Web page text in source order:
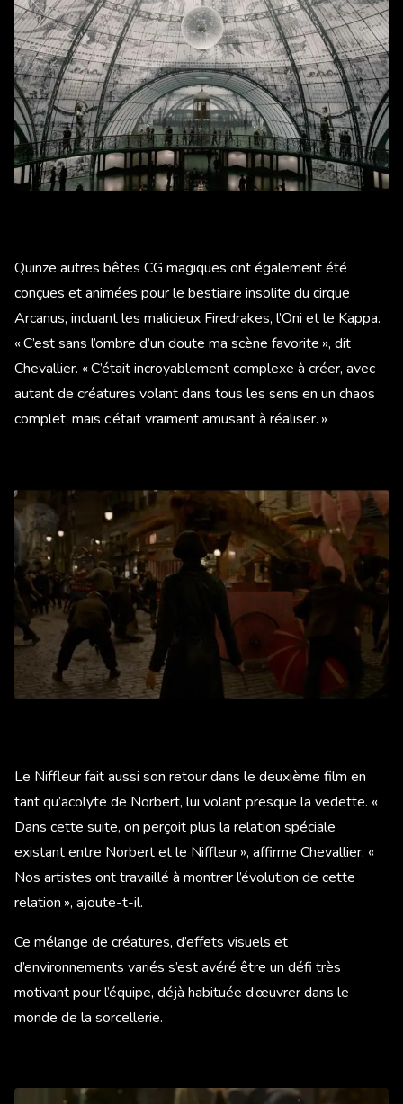
Quinze autres bêtes CG magiques ont également été
conçues et animées pour le bestiaire insolite du cirque
Arcanus, incluant les malicieux Firedrakes, l’Oni et le Kappa.
« C’est sans l’ombre d’un doute ma scène favorite », dit
Chevallier. « C’était incroyablement complexe à créer, avec
autant de créatures volant dans tous les sens en un chaos
complet, mais c’était vraiment amusant à réaliser. »
Le Niffleur fait aussi son retour dans le deuxième film en
tant qu’acolyte de Norbert, lui volant presque la vedette. «
Dans cette suite, on perçoit plus la relation spéciale
existant entre Norbert et le Niffleur », affirme Chevallier. «
Nos artistes ont travaillé à montrer l’évolution de cette
relation », ajoute-t-il.
Ce mélange de créatures, d’effets visuels et
d’environnements variés s’est avéré être un défi très
motivant pour l’équipe, déjà habituée d’œuvrer dans le
monde de la sorcellerie.